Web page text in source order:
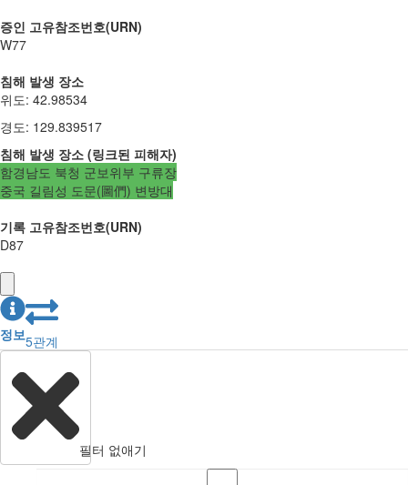
증인 고유참조번호(URN)
W77
침해 발생 장소
위도: 42.98534
경도: 129.839517
침해 발생 장소 (링크된 피해자)
함경남도 북청 군보위부 구류장
중국 길림성 도문(圖們) 변방대
기록 고유참조번호(URN)
D87
정보5관계
필터 없애기